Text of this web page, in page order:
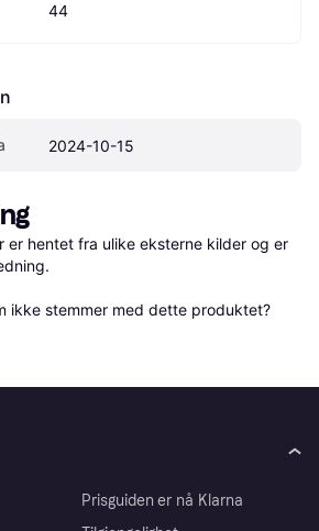
44
2024-10-15
er hentet fra ulike eksterne kilder og er
ikke stemmer med dette produktet?
Prisguiden er nå Klarna